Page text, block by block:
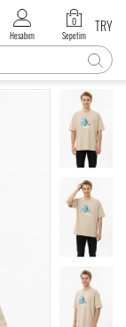
Hesabım
0
Sepetim
TRY